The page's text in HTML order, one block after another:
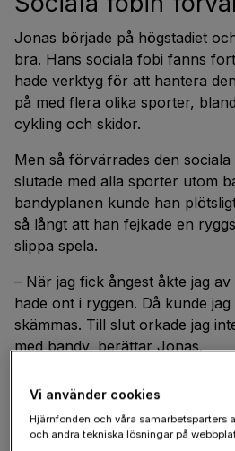
Jonas började på högstadiet
bra. Hans sociala fobi fanns
hade verktyg för att hantera
på med flera olika sporter,
cykling och skidor.
Men så förvärrades den
slutade med alla sporter utom
bandyplanen kunde han
så långt att han fejkade en
slippa spela.
– När jag fick ångest åkte jag
hade ont i ryggen. Då kunde
skämmas. Till slut orkade jag
med bandy, berättar Jonas.
– Jag förstod ingenting. Jag
orkade inte. Jag hade blivit
Vi använder cookies
Hjärnfonden och våra samarbetsparters
och andra tekniska lösningar på